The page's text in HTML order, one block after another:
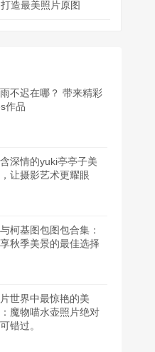
造最美照片原图
不迟在哪？ 带来精彩
作品
深情的yuki亭亭子美
让摄影艺术更耀眼
柯基图包图包合集：
秋季美景的最佳选择
世界中最惊艳的美
魔物喵水壶照片绝对
错过。